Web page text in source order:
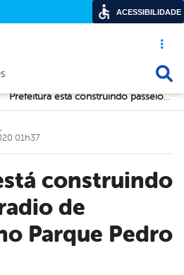
Acesso
> Prefeitura está construindo passeio e gradio de segurança no Parque Pedro Leão Leal
de
Parque Pedro
01h37
ACESSIBILIDADE